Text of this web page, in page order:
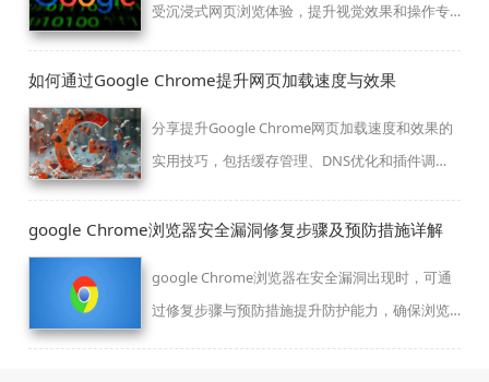
受沉浸式网页浏览体验，提升视觉效果和操作专
如何通过Google Chrome提升网页加载速度与效果
分享提升Google Chrome网页加载速度和效果的
实用技巧，包括缓存管理、DNS优化和插件调
google Chrome浏览器安全漏洞修复步骤及预防措施详解
google Chrome浏览器在安全漏洞出现时，可通
过修复步骤与预防措施提升防护能力，确保浏览